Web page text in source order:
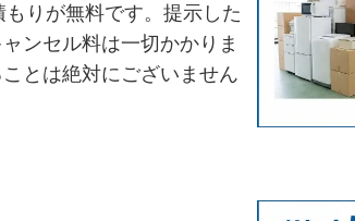
りが無料です。提示した
ンセル料は一切かかりま
とは絶対にございません